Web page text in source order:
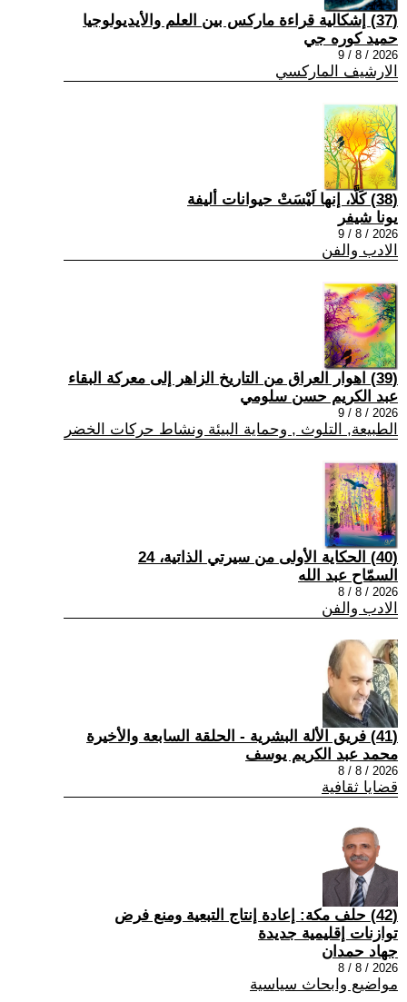
(37) إشكالية قراءة ماركس بين العلم والأيديولوجيا
حميد كوره جي
2026 / 8 / 9
الارشيف الماركسي
(38) كَلَّا، إنها لَيْسَتْ حيوانات أليفة
يونا شيفر
2026 / 8 / 9
الادب والفن
(39) اهوار العراق من التاريخ الزاهر إلى معركة البقاء
عبد الكريم حسن سلومي
2026 / 8 / 9
الطبيعة, التلوث , وحماية البيئة ونشاط حركات الخضر
(40) الحكاية الأولى من سيرتي الذاتية، 24
السمّاح عبد الله
2026 / 8 / 8
الادب والفن
(41) فريق الألة البشرية - الحلقة السابعة والأخيرة
محمد عبد الكريم يوسف
2026 / 8 / 8
قضايا ثقافية
(42) حلف مكة: إعادة إنتاج التبعية ومنع فرض
توازنات إقليمية جديدة
جهاد حمدان
2026 / 8 / 8
مواضيع وابحاث سياسية